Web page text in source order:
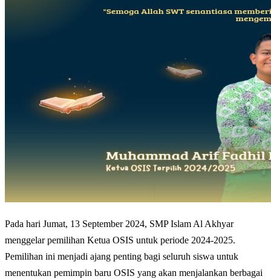
Pada hari Jumat, 13 September 2024, SMP Islam Al Akhyar
menggelar pemilihan Ketua OSIS untuk periode 2024-2025.
Pemilihan ini menjadi ajang penting bagi seluruh siswa untuk
menentukan pemimpin baru OSIS yang akan menjalankan berbagai